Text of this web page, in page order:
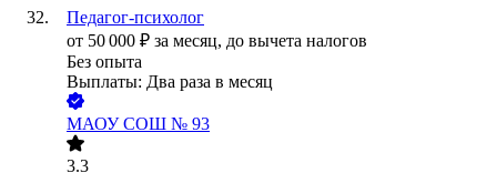
Педагог-психолог
от 50 000 ₽ за месяц, до вычета налогов
Без опыта
Выплаты: Два раза в месяц
МАОУ СОШ № 93
3.3